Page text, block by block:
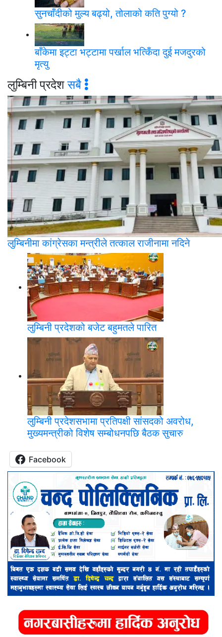
सुनचाँदीको मुल्य बढ्यो, तोलाको कति पुग्यो ?
बाँकेमा इट्टा भट्टामा पर्खाल भत्किँदा दुई मजदुरको
मृत्यु
लुम्बिनी प्रदेशसबै
लुम्बिनीमा कांग्रेसका मन्त्रीले तत्काल राजीनामा नदिने
लुम्बिनी प्रदेशको बजेट बहुमतले पारित
लुम्बिनी प्रदेशसभामा प्रतिपक्षी सांसदको अवरोध,
मुख्यमन्त्रीको विशेष सम्बोधनपछि बैठक सुचारु
Facebook